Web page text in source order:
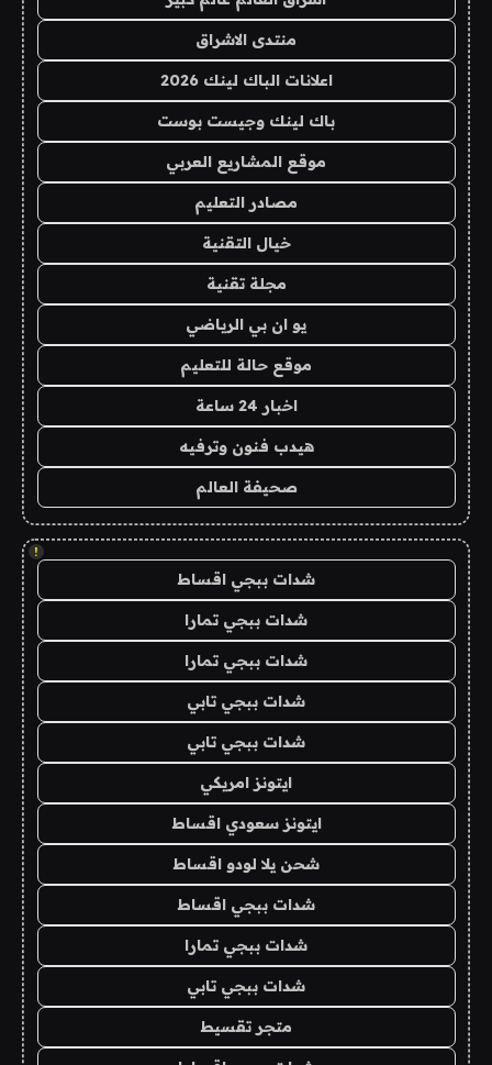
منتدى الاشراق
اعلانات الباك لينك 2026
باك لينك وجيست بوست
موقع المشاريع العربي
مصادر التعليم
خيال التقنية
مجلة تقنية
يو ان بي الرياضي
موقع حالة للتعليم
اخبار 24 ساعة
هيدب فنون وترفيه
صحيفة العالم
!
شدات ببجي اقساط
شدات ببجي تمارا
شدات ببجي تمارا
شدات ببجي تابي
شدات ببجي تابي
ايتونز امريكي
ايتونز سعودي اقساط
شحن يلا لودو اقساط
شدات ببجي اقساط
شدات ببجي تمارا
شدات ببجي تابي
متجر تقسيط